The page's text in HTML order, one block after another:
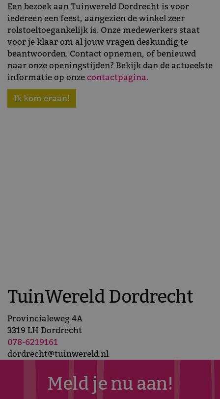
Een bezoek aan Tuinwereld Dordrecht is voor
iedereen een feest, aangezien de winkel zeer
rolstoeltoegankelijk is. Onze medewerkers staat
voor je klaar om al jouw vragen deskundig te
beantwoorden. Contact opnemen, of benieuwd
naar onze openingstijden? Bekijk dan de actueelste
informatie op onzecontactpagina.
Ik kom eraan!
TuinWereld Dordrecht
Provincialeweg 4A
3319 LH Dordrecht
078-6219161
dordrecht@tuinwereld.nl
Meld je nu aan!